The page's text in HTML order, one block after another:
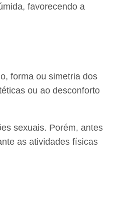
favorecendo a
forma ou simetria dos
ou ao desconforto
sexuais. Porém, antes
as atividades físicas